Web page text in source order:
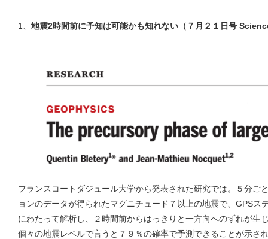
1、 地震2時間前に予知は可能かも知れない（７月２１日号
フランスコートダジュール大学から発表された研究では。５分ご
ョンのデータが得られたマグニチュード７以上の地震で、GPSス
にわたって解析し、２時間前からはっきりと一方向へのずれが生
個々の地震レベルで言うと７９％の確率で予測できることが示さ